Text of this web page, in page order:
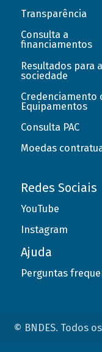
Transparência
Consulta a
financiamentos
Resultados para a
sociedade
Credenciamento
Equipamentos
Consulta PAC
Moedas
Redes Sociais
YouTube
Instagram
Ajuda
Perguntas
© BNDES. Todos